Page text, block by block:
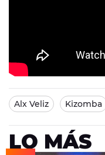
Alx Veliz Kizomba
LO MÁS